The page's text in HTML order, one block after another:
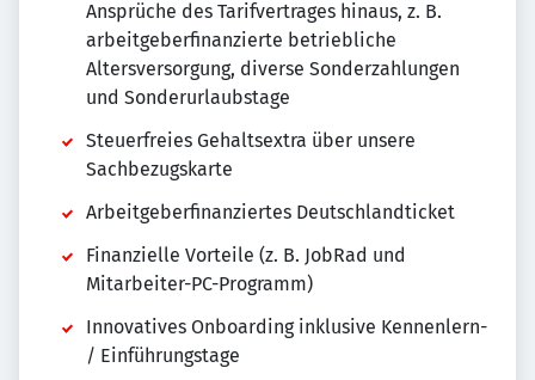
Ansprüche des Tarifvertrages hinaus, z. B.
arbeitgeberfinanzierte betriebliche
Altersversorgung, diverse Sonderzahlungen
und Sonderurlaubstage
Steuerfreies Gehaltsextra über unsere
Sachbezugskarte
Arbeitgeberfinanziertes Deutschlandticket
Finanzielle Vorteile (z. B. JobRad und
Mitarbeiter-PC-Programm)
Innovatives Onboarding inklusive Kennenlern-
/ Einführungstage